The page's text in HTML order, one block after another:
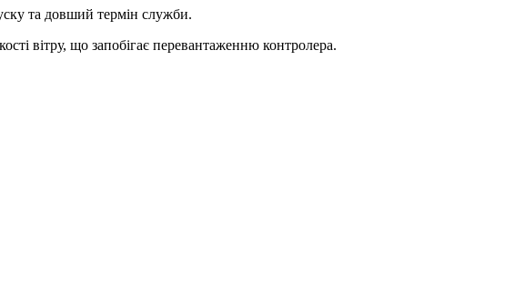
та довший термін служби.
вітру, що запобігає перевантаженню контролера.